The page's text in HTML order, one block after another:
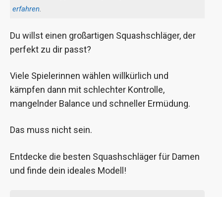
erfahren.
Du willst einen großartigen Squashschläger, der
perfekt zu dir passt?
Viele Spielerinnen wählen willkürlich und
kämpfen dann mit schlechter Kontrolle,
mangelnder Balance und schneller Ermüdung.
Das muss nicht sein.
Entdecke die besten Squashschläger für Damen
und finde dein ideales Modell!